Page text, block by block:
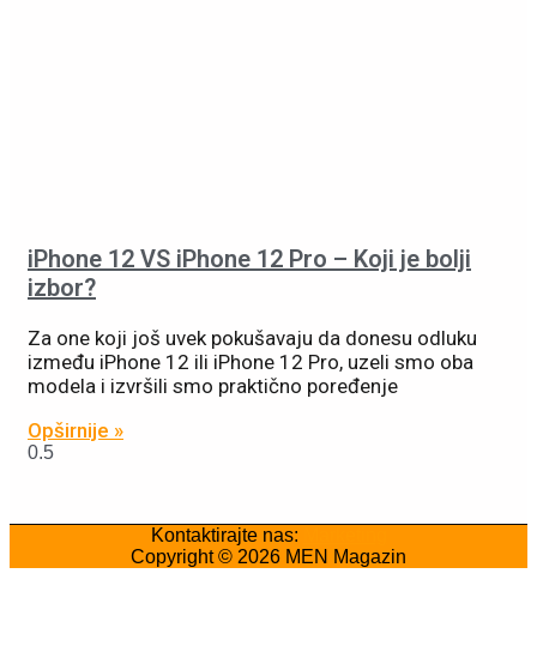
iPhone 12 VS iPhone 12 Pro – Koji je bolji
izbor?
Za one koji još uvek pokušavaju da donesu odluku
između iPhone 12 ili iPhone 12 Pro, uzeli smo oba
modela i izvršili smo praktično poređenje
Opširnije »
Kontaktirajte nas:
Copyright © 2026 MEN Magazin